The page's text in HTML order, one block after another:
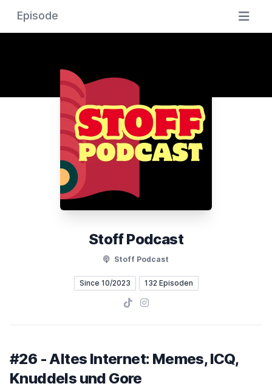
Episode
Stoff Podcast
Stoff Podcast
Since 10/2023 132 Episoden
TikTokInstagram
#26 - Altes Internet: Memes, ICQ,
Knuddels und Gore